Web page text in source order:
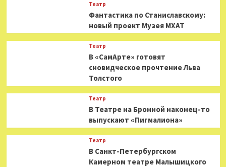
Театр
Фантастика по Станиславскому:
новый проект Музея МХАТ
Театр
В «СамАрте» готовят
сновидческое прочтение Льва
Толстого
Театр
В Театре на Бронной наконец-то
выпускают «Пигмалиона»
Театр
В Санкт-Петербургском
Камерном театре Малышицкого